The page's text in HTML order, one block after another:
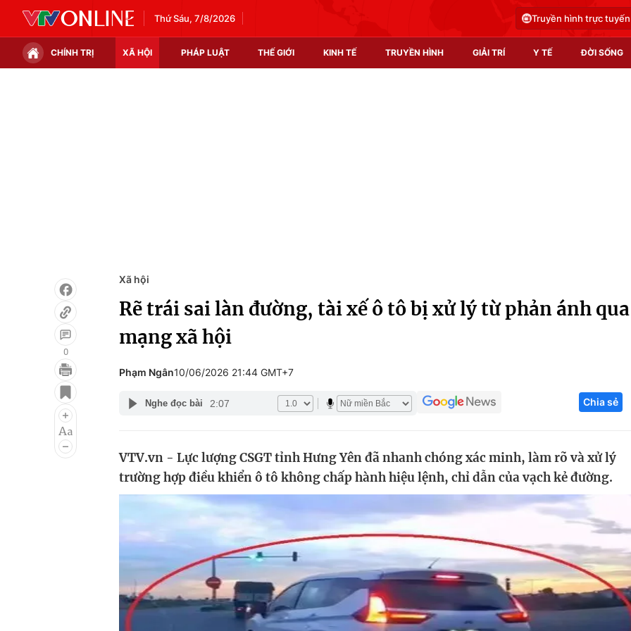
Thứ Sáu, 7/8/2026 Truyền hình trực tuyến
CHÍNH TRỊ XÃ HỘI PHÁP LUẬT THẾ GIỚI KINH TẾ TRUYỀN HÌNH GIẢI TRÍ Y TẾ ĐỜI SỐNG
Infographic
Điện ảnh
Âm nhạc
Du lịch
Chất lượng cuộc sống
Tuyển sinh
Hitech Công
Thị trường
Tư vấn
0
Xã hội
Rẽ trái sai làn đường, tài xế ô tô bị xử lý từ phản ánh qua
mạng xã hội
Phạm Ngân10/06/2026 21:44 GMT+7
Nghe đọc bài 2:07 Chia sẻ
VTV.vn - Lực lượng CSGT tỉnh Hưng Yên đã nhanh chóng xác minh, làm rõ và xử lý
trường hợp điều khiển ô tô không chấp hành hiệu lệnh, chỉ dẫn của vạch kẻ đường.